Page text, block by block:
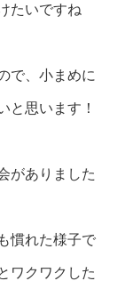
たいですね
で、小まめに
と思います！
がありました
慣れた様子で
ワクワクした